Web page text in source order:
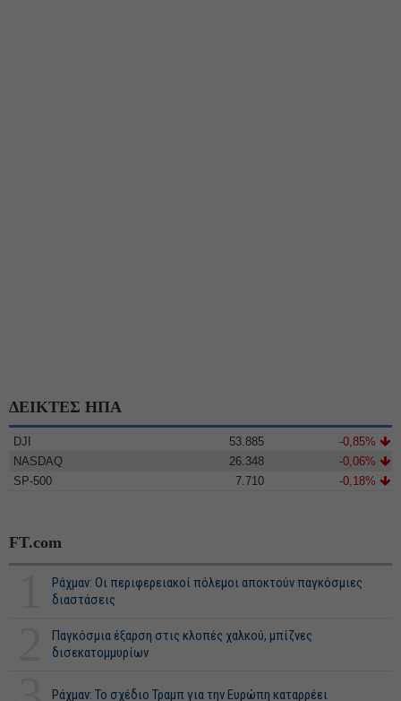
ΔΕΙΚΤΕΣ ΗΠΑ
DJI 53.885
-0,85%
NASDAQ
26.348
-0,06%
SP-500
7.710 -0,18%
FT.com
Ράχμαν: Οι περιφερειακοί πόλεμοι αποκτούν παγκόσμιες
διαστάσεις
Παγκόσμια έξαρση στις κλοπές χαλκού, μπίζνες
δισεκατομμυρίων
Ράχμαν: Το σχέδιο Τραμπ για την Ευρώπη καταρρέει